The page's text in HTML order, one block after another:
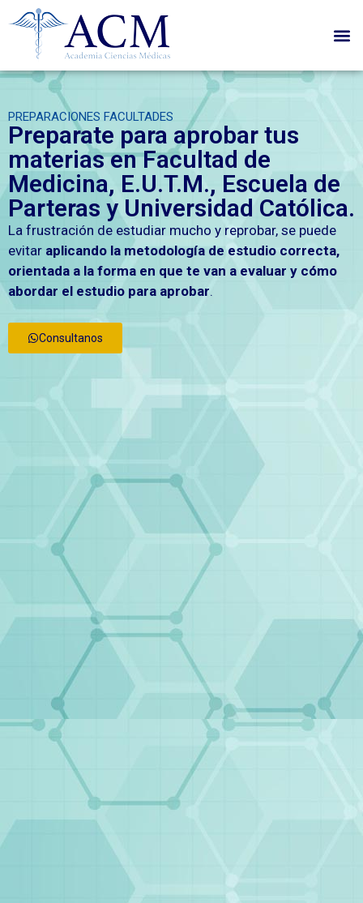
PREPARACIONES FACULTADES
Preparate para aprobar tus
materias en Facultad de
Medicina, E.U.T.M., Escuela de
Parteras y Universidad Católica.
La frustración de estudiar mucho y reprobar, se puede
evitar aplicando la metodología de estudio correcta,
orientada a la forma en que te van a evaluar y cómo
abordar el estudio para aprobar.
Consultanos